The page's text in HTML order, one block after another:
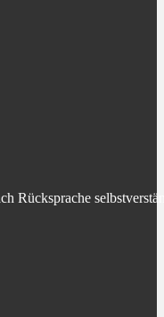
Rücksprache